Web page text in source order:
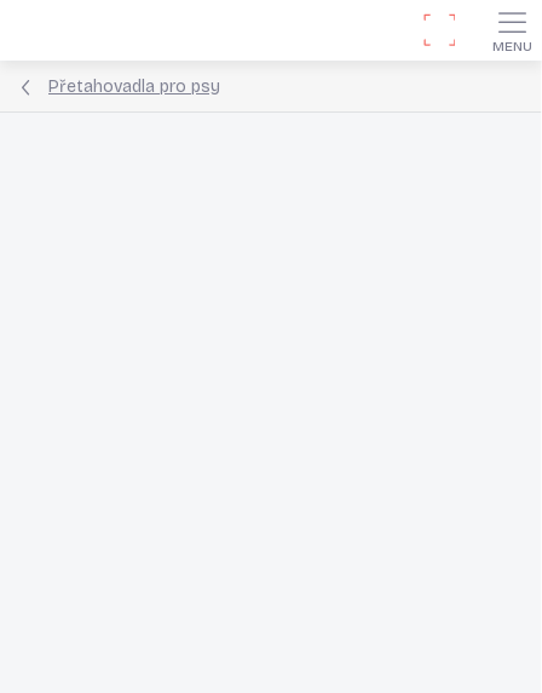
obsah
Hledat
Přetahovadla pro psy